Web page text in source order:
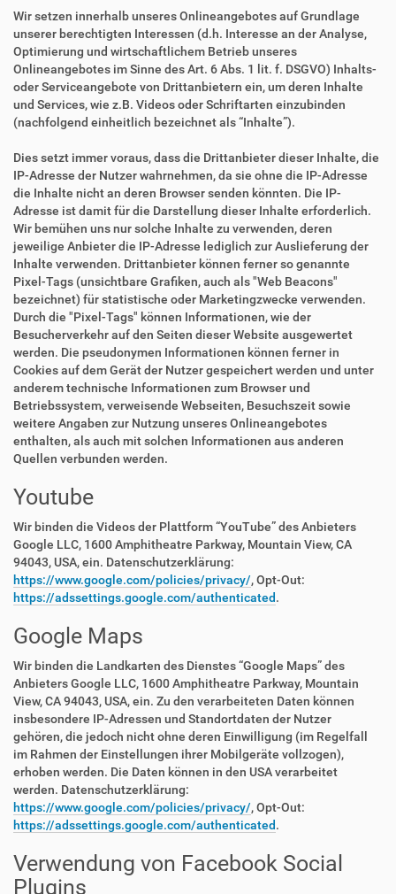
Wir setzen innerhalb unseres Onlineangebotes auf Grundlage
unserer berechtigten Interessen (d.h. Interesse an der Analyse,
Optimierung und wirtschaftlichem Betrieb unseres
Onlineangebotes im Sinne des Art. 6 Abs. 1 lit. f. DSGVO) Inhalts-
oder Serviceangebote von Drittanbietern ein, um deren Inhalte
und Services, wie z.B. Videos oder Schriftarten einzubinden
(nachfolgend einheitlich bezeichnet als “Inhalte”).
Dies setzt immer voraus, dass die Drittanbieter dieser Inhalte, die
IP-Adresse der Nutzer wahrnehmen, da sie ohne die IP-Adresse
die Inhalte nicht an deren Browser senden könnten. Die IP-
Adresse ist damit für die Darstellung dieser Inhalte erforderlich.
Wir bemühen uns nur solche Inhalte zu verwenden, deren
jeweilige Anbieter die IP-Adresse lediglich zur Auslieferung der
Inhalte verwenden. Drittanbieter können ferner so genannte
Pixel-Tags (unsichtbare Grafiken, auch als "Web Beacons"
bezeichnet) für statistische oder Marketingzwecke verwenden.
Durch die "Pixel-Tags" können Informationen, wie der
Besucherverkehr auf den Seiten dieser Website ausgewertet
werden. Die pseudonymen Informationen können ferner in
Cookies auf dem Gerät der Nutzer gespeichert werden und unter
anderem technische Informationen zum Browser und
Betriebssystem, verweisende Webseiten, Besuchszeit sowie
weitere Angaben zur Nutzung unseres Onlineangebotes
enthalten, als auch mit solchen Informationen aus anderen
Quellen verbunden werden.
Youtube
Wir binden die Videos der Plattform “YouTube” des Anbieters
Google LLC, 1600 Amphitheatre Parkway, Mountain View, CA
94043, USA, ein. Datenschutzerklärung:
https://www.google.com/policies/privacy/, Opt-Out:
https://adssettings.google.com/authenticated.
Google Maps
Wir binden die Landkarten des Dienstes “Google Maps” des
Anbieters Google LLC, 1600 Amphitheatre Parkway, Mountain
View, CA 94043, USA, ein. Zu den verarbeiteten Daten können
insbesondere IP-Adressen und Standortdaten der Nutzer
gehören, die jedoch nicht ohne deren Einwilligung (im Regelfall
im Rahmen der Einstellungen ihrer Mobilgeräte vollzogen),
erhoben werden. Die Daten können in den USA verarbeitet
werden. Datenschutzerklärung:
https://www.google.com/policies/privacy/, Opt-Out:
https://adssettings.google.com/authenticated.
Verwendung von Facebook Social
Plugins